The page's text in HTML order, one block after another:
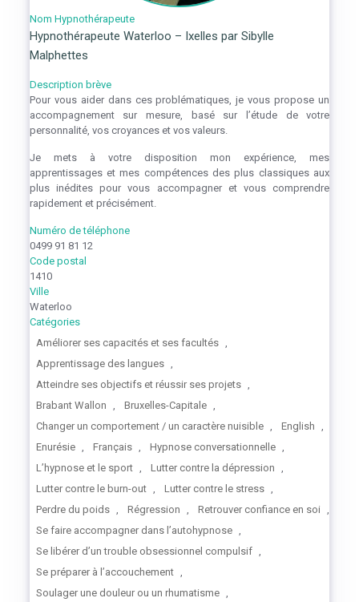
Nom Hypnothérapeute
Hypnothérapeute Waterloo – Ixelles par Sibylle
Malphettes
Description brève
Pour vous aider dans ces problématiques, je vous propose un
accompagnement sur mesure, basé sur l’étude de votre
personnalité, vos croyances et vos valeurs.
Je mets à votre disposition mon expérience, mes
apprentissages et mes compétences des plus classiques aux
plus inédites pour vous accompagner et vous comprendre
rapidement et précisément.
Numéro de téléphone
0499 91 81 12
Code postal
1410
Ville
Waterloo
Catégories
Améliorer ses capacités et ses facultés ,
Apprentissage des langues ,
Atteindre ses objectifs et réussir ses projets ,
Brabant Wallon , Bruxelles-Capitale ,
Changer un comportement / un caractère nuisible , English ,
Enurésie , Français , Hypnose conversationnelle ,
L’hypnose et le sport , Lutter contre la dépression ,
Lutter contre le burn-out , Lutter contre le stress ,
Perdre du poids , Régression , Retrouver confiance en soi ,
Se faire accompagner dans l’autohypnose ,
Se libérer d’un trouble obsessionnel compulsif ,
Se préparer à l’accouchement ,
Soulager une douleur ou un rhumatisme ,